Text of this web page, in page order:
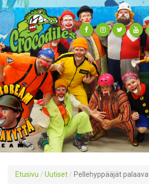
Etusivu / Uutiset / Pellehyppääjät